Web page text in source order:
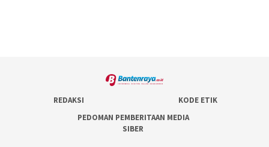
REDAKSI
KODE ETIK
PEDOMAN PEMBERITAAN MEDIA
SIBER